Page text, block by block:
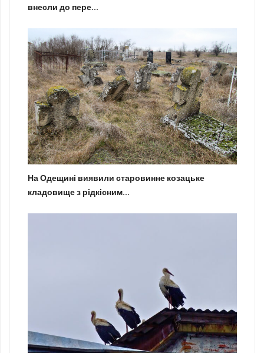
внесли до пере...
На Одещині виявили старовинне козацьке
кладовище з рідкісним...